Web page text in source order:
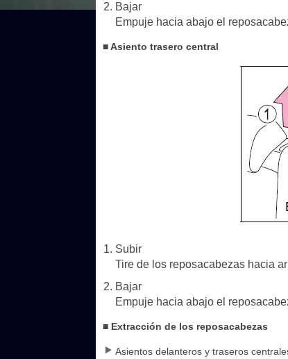
Bajar
Empuje hacia abajo el
■ Asiento trasero central
Subir
Tire de los reposacabezas hacia
Bajar
Empuje hacia abajo el
■ Extracción de los reposacabezas
Asientos delanteros y traseros